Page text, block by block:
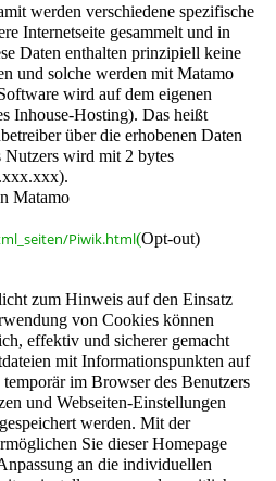
werden verschiedene spezifische
Internetseite gesammelt und in
Daten enthalten prinzipiell keine
und solche werden mit Matamo
wird auf dem eigenen
Inhouse-Hosting). Das heißt
über die erhobenen Daten
wird mit 2 bytes
Matamo
Piwik.html(Opt-out)
zum Hinweis auf den Einsatz
von Cookies können
effektiv und sicherer gemacht
mit Informationspunkten auf
im Browser des Benutzers
und Webseiten-Einstellungen
werden. Mit der
Sie dieser Homepage
an die individuellen